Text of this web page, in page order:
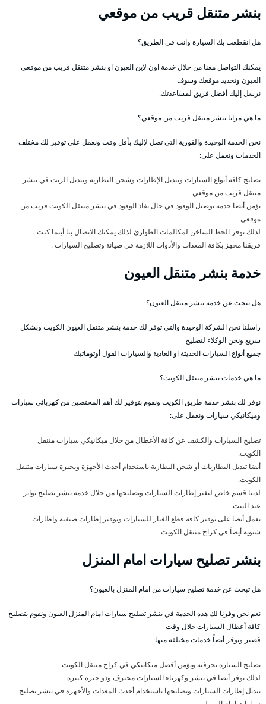
بنشر متنقل قريب من موقعي
هل انقطعت بك السيارة وانت في الطريق؟
يمكنك التواصل معنا من خلال خدمة اون لاين العيون او بنشر متنقل قريب من موقعي
العيون وتحديد موقعك وسوف
نرسل إليك أفضل فريق لمساعدتك.
ما هي مزايا بنشر متنقل قريب من موقعي؟
نحن الخدمة الوحيدة والفورية التي تصل لإليك بأقل وقت ونعمل على توفير لك مختلف
الخدمات ونعمل على:
تصليح كافة أنواع السيارات وتبديل الإطارات وشحن البطارية وتبديل الزيت في بنشر
متنقل قريب من موقعي
نؤمن أيضا خدمة توصيل الوقود في حال نفاذ الوقود في بنشر متنقل الكويت قريب من
موقعي
لذلك نوفر الخط الساخن لمكالمات الطوارئ لذلك يمكنك الاتصال بنا أينما كنت
فريقنا مجهز بكافة المعدات والأدوات اللازمة في صيانة وتصليح السيارات .
خدمة بنشر متنقل العيون
هل تبحث عن خدمة بنشر متنقل العيون؟
راسلنا نحن الشركة الوحيدة والتي توفر لك خدمة بنشر متنقل العيون الكويت وبشكل
سريع ونحن الوكلاء لتصليح
جميع أنواع السيارات الحديثة او العادية والسيارات الفول أوتوماتيك
ما هي خدمات بنشر متنقل الكويت؟
نوفر لك بنشر خدمة طريق الكويت ونقوم بتوفير لك أهم المختصين من كهربائي سيارات
وميكانيكي سيارات ونعمل على:
تصليح السيارات والكشف عن كافة الأعطال من خلال ميكانيكي سيارات متنقل
الكويت.
أيضا تبديل البطاريات أو شحن البطارية باستخدام أحدث الأجهزة وبخبرة سيارات متنقل
الكويت.
لدينا قسم خاص لتغير إطارات السيارات وتصليحها من خلال خدمة بنشر تصليح تواير
عند البيت.
نعمل أيضا على توفير كافة قطع الغيار للسيارات وتوفير إطارات صيفية واطارات
شتوية أيضاً في كراج متنقل الكويت
بنشر تصليح سيارات امام المنزل
هل تبحث عن خدمة تصليح سيارات من امام المنزل بالعيون؟
نعم نحن وفرنا لك هذه الخدمة في بنشر تصليح سيارات امام المنزل العيون ونقوم بتصليح
كافة أعطال السيارات خلال وقت
قصير ونوفر أيضاً خدمات مختلفة منها:
تصليح السيارة بحرفية ونؤمن أفضل ميكانيكي في كراج متنقل الكويت
لذلك نوفر أيضا في بنشر وكهرباء السيارات محترف وذو خبرة كبيرة
تبديل إطارات السيارات وتصليحها باستخدام أحدث المعدات والأجهزة في بنشر تصليح